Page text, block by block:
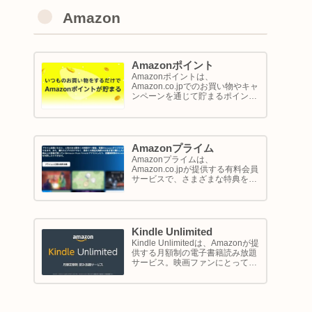
Amazon
Amazonポイント
Amazonポイントは、
Amazon.co.jpでのお買い物やキャ
ンペーンを通じて貯まるポイント
当として、商品の購入代金に利用
Amazon ポイントの使い方と貯め
方を解説します。
Amazonプライム
Amazonプライムは、
Amazon.co.jpが提供する有料会員
サービスで、さまざまな特典を享
スは、配送の利便性向上からエン
限定割引までをカバーし、日常の
ショッピングや生活をサポートし
ます。
Kindle Unlimited
Kindle Unlimitedは、Amazonが提
供する月額制の電子書籍読み放題
サービス。映画ファンにとって
ビスではありませんが、映画の世